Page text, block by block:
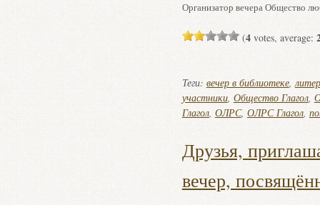
Организатор вечера Общество
(4votes, average:
Теги: вечер в библиотеке,
участники, Общество Глагол,
Глагол, ОЛРС, ОЛРС Глагол,
Друзья,
вечер,